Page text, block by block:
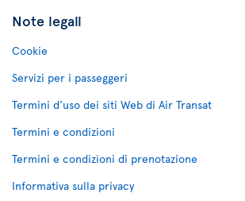
Note legali
Cookie
Servizi per i passeggeri
Termini d'uso dei siti Web di Air Transat
Termini e condizioni
Termini e condizioni di prenotazione
Informativa sulla privacy